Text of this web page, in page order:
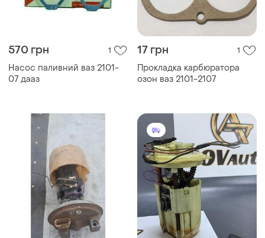
570 грн 1
Насос паливний ваз 2101-
07 дааз
17 грн 1
Прокладка карбюратора
озон ваз 2101-2107